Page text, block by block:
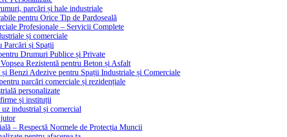
parcări și hale industriale
pentru Orice Tip de Pardoseală
Profesionale – Servicii Complete
și comerciale
Parcări și Spații
Drumuri Publice și Private
Rezistentă pentru Beton și Asfalt
Benzi Adezive pentru Spații Industriale și Comerciale
parcări comerciale și rezidențiale
personalizate
și instituții
industrial și comercial
– Respectă Normele de Protecția Muncii